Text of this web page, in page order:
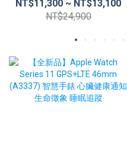
NT$11,300 ~ NT$13,100
NT$24,900